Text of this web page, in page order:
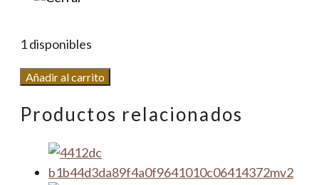
1 disponibles
Sortija
Rubí
Añadir al carrito
Productos relacionados